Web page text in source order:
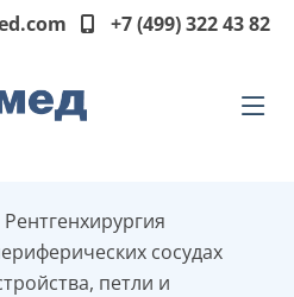
+7 (499) 322 43 82
Рентгенхирургия
сосудах
петли и